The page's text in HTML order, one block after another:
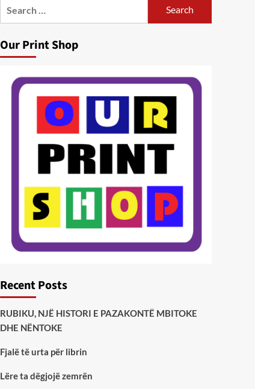
Our Print Shop
Recent Posts
RUBIKU, NJË HISTORI E PAZAKONTË MBITOKE
DHE NËNTOKE
Fjalë të urta për librin
Lëre ta dëgjojë zemrën